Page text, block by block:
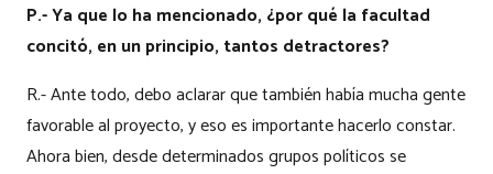
P.- Ya que lo ha mencionado, ¿por qué la facultad
concitó, en un principio, tantos detractores?
R.- Ante todo, debo aclarar que también había mucha gente
favorable al proyecto, y eso es importante hacerlo constar.
Ahora bien, desde determinados grupos políticos se